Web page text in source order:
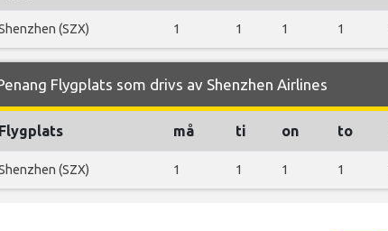
(SZX) 1 1 1 1
Flygplats som drivs av Shenzhen Airlines
Flygplats må ti on to
(SZX) 1 1 1 1